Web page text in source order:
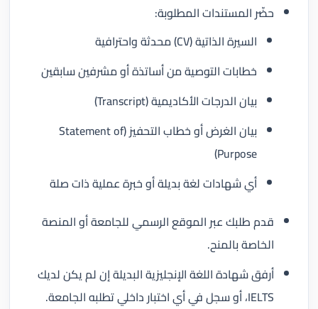
حضّر المستندات المطلوبة:
السيرة الذاتية (CV) محدثة واحترافية
خطابات التوصية من أساتذة أو مشرفين سابقين
بيان الدرجات الأكاديمية (Transcript)
بيان الغرض أو خطاب التحفيز (Statement of
Purpose)
أي شهادات لغة بديلة أو خبرة عملية ذات صلة
قدم طلبك عبر الموقع الرسمي للجامعة أو المنصة
الخاصة بالمنح.
أرفق شهادة اللغة الإنجليزية البديلة إن لم يكن لديك
IELTS، أو سجل في أي اختبار داخلي تطلبه الجامعة.